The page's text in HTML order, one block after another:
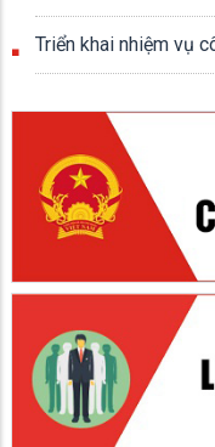
Triển khai nhiệm vụ